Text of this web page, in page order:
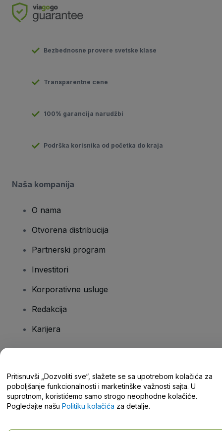
Bezbednosne provere svetske klase
Transparentne cene
100% garancija narudžbi
Podrška korisnika od početka do kraja
Naša kompanija
O nama
Otvorena distribucija
Partnerski program
Investitori
Korporativne usluge
Redakcija
Karijera
Centar za pomoć / Kontaktirajte nas
Pritisnuvši „Dozvoliti sve“, slažete se sa upotrebom kolačića za
poboljšanje funkcionalnosti i marketinške važnosti sajta. U
suprotnom, koristićemo samo strogo neophodne kolačiće.
Pogledajte našu Politiku kolačića za detalje.